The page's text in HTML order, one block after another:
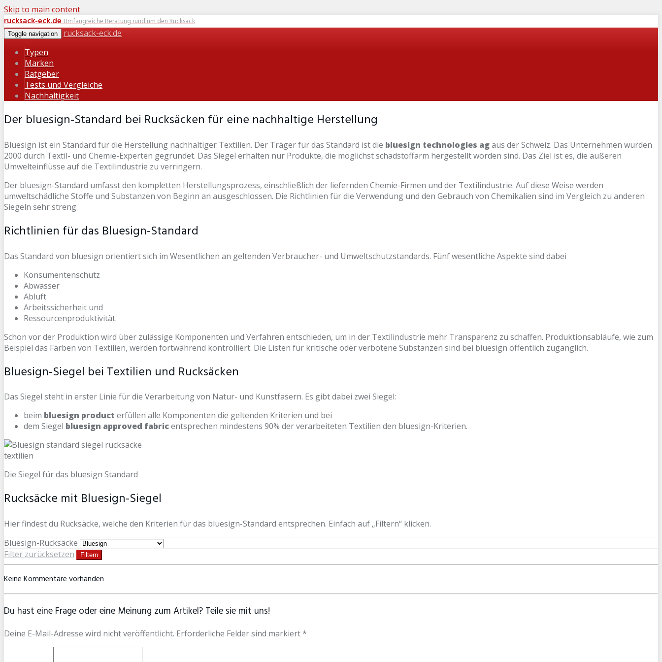
Skip to main content
rucksack-eck.deUmfangreiche Beratung rund um den Rucksack
Toggle navigation
rucksack-eck.de
Typen
Marken
Ratgeber
Tests und Vergleiche
Nachhaltigkeit
Der bluesign-Standard bei Rucksäcken für eine nachhaltige Herstellung
Bluesign ist ein Standard für die Herstellung nachhaltiger Textilien. Der Träger für das Standard ist die bluesign technologies agaus der Schweiz. Das Unternehmen wurden
2000 durch Textil- und Chemie-Experten gegründet. Das Siegel erhalten nur Produkte, die möglichst schadstoffarm hergestellt worden sind. Das Ziel ist es, die äußeren
Umwelteinflüsse auf die Textilindustrie zu verringern.
Der bluesign-Standard umfasst den kompletten Herstellungsprozess, einschließlich der liefernden Chemie-Firmen und der Textilindustrie. Auf diese Weise werden
umweltschädliche Stoffe und Substanzen von Beginn an ausgeschlossen. Die Richtlinien für die Verwendung und den Gebrauch von Chemikalien sind im Vergleich zu anderen
Siegeln sehr streng.
Richtlinien für das Bluesign-Standard
Das Standard von bluesign orientiert sich im Wesentlichen an geltenden Verbraucher- und Umweltschutzstandards. Fünf wesentliche Aspekte sind dabei
Konsumentenschutz
Abwasser
Abluft
Arbeitssicherheit und
Ressourcenproduktivität.
Schon vor der Produktion wird über zulässige Komponenten und Verfahren entschieden, um in der Textilindustrie mehr Transparenz zu schaffen. Produktionsabläufe, wie zum
Beispiel das Färben von Textilien, werden fortwährend kontrolliert. Die Listen für kritische oder verbotene Substanzen sind bei bluesign öffentlich zugänglich.
Bluesign-Siegel bei Textilien und Rucksäcken
Das Siegel steht in erster Linie für die Verarbeitung von Natur- und Kunstfasern. Es gibt dabei zwei Siegel:
beim bluesign product erfüllen alle Komponenten die geltenden Kriterien und bei
dem Siegel bluesign approved fabricentsprechen mindestens 90% der verarbeiteten Textilien den bluesign-Kriterien.
Die Siegel für das bluesign Standard
Rucksäcke mit Bluesign-Siegel
Hier findest du Rucksäcke, welche den Kriterien für das bluesign-Standard entsprechen. Einfach auf „Filtern“ klicken.
Bluesign-Rucksäcke
Filter zurücksetzen
Filtern
Keine Kommentare vorhanden
Du hast eine Frage oder eine Meinung zum Artikel? Teile sie mit uns!
Deine E-Mail-Adresse wird nicht veröffentlicht. Erforderliche Felder sind markiert *